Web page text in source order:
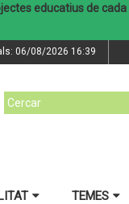
educatius de
06/08/2026 16:39
TEMES